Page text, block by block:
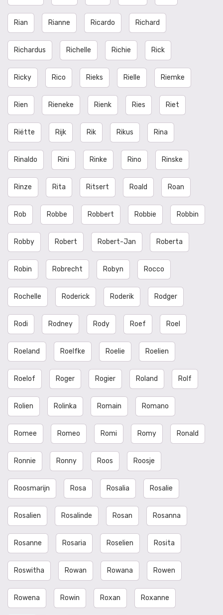
Rian Rianne Ricardo Richard
Richardus Richelle Richie Rick
Ricky Rico Rieks Rielle Riemke
Rien Rieneke Rienk Ries Riet
Riëtte Rijk Rik Rikus Rina
Rinaldo Rini Rinke Rino Rinske
Rinze Rita Ritsert Roald Roan
Rob Robbe Robbert Robbie Robbin
Robby Robert Robert-Jan Roberta
Robin Robrecht Robyn Rocco
Rochelle Roderick Roderik Rodger
Rodi Rodney Rody Roef Roel
Roeland Roelfke Roelie Roelien
Roelof Roger Rogier Roland Rolf
Rolien Rolinka Romain Romano
Romee Romeo Romi Romy Ronald
Ronnie Ronny Roos Roosje
Roosmarijn Rosa Rosalia Rosalie
Rosalien Rosalinde Rosan Rosanna
Rosanne Rosaria Roselien Rosita
Roswitha Rowan Rowana Rowen
Rowena Rowin Roxan Roxanne